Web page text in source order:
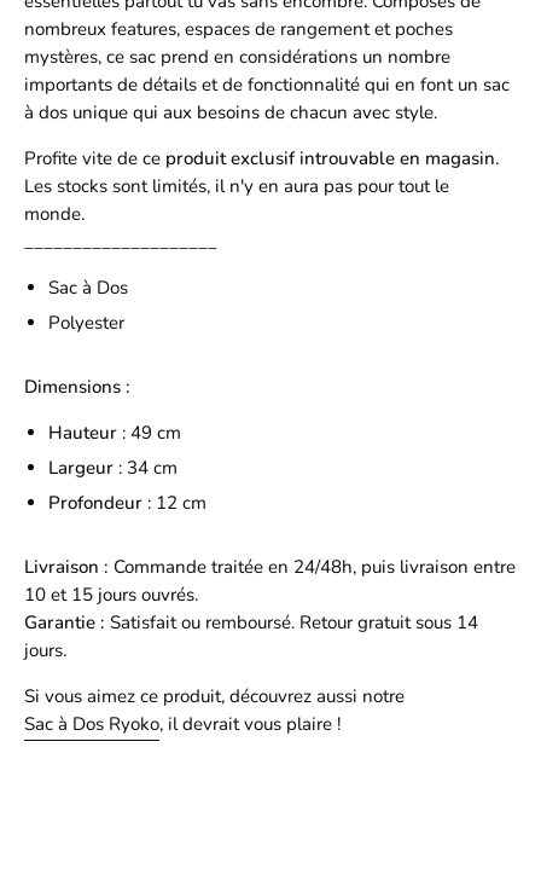
nombreux features, espaces de rangement et poches
mystères, ce sac prend en considérations un nombre
importants de détails et de fonctionnalité qui en font un sac
à dos unique qui aux besoins de chacun avec style.
Profite vite de ce produit exclusif introuvable en magasin.
Les stocks sont limités, il n'y en aura pas pour tout le
monde.
Sac à Dos
Polyester
Dimensions :
Hauteur : 49 cm
Largeur : 34 cm
Profondeur : 12 cm
Livraison : Commande traitée en 24/48h, puis livraison entre
10 et 15 jours ouvrés.
Garantie : Satisfait ou remboursé. Retour gratuit sous 14
jours.
Si vous aimez ce produit, découvrez aussi notre
Sac à Dos Ryoko, il devrait vous plaire !